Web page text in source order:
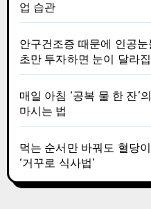
업 습관
안구건조증 때문에 인공
초만 투자하면 눈이 달라
매일 아침 ‘공복 물 한 잔’
마시는 법
먹는 순서만 바꿔도 혈당
‘거꾸로 식사법’